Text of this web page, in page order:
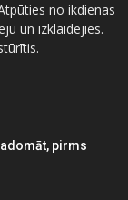
no ikdienas
un izklaidējies.
pirms